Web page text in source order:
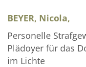
BEYER, Nicola,
Personelle
Plädoyer für das
im Lichte